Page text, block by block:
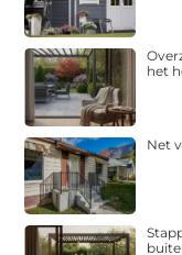
het
Net